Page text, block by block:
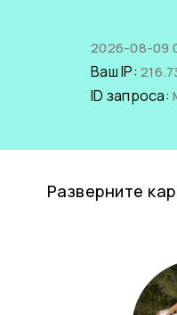
2026-08-09
Ваш IP:
ID запроса:
Разверните